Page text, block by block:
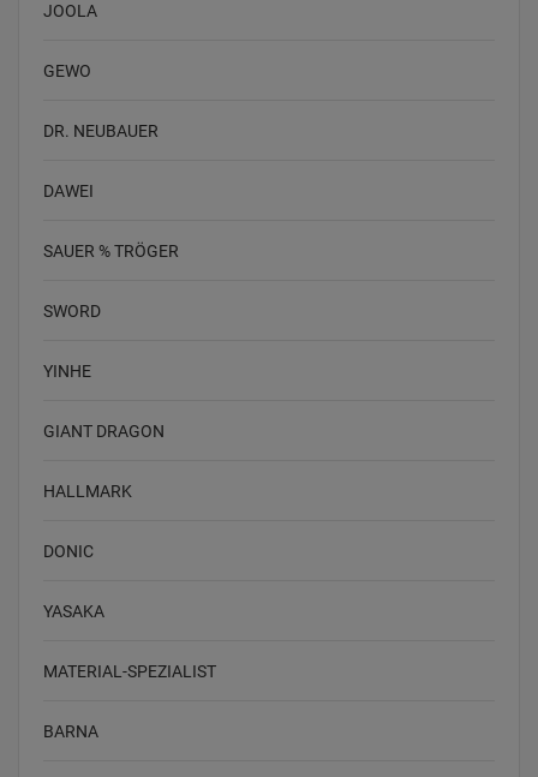
JOOLA
GEWO
DR. NEUBAUER
DAWEI
SAUER % TRÖGER
SWORD
YINHE
GIANT DRAGON
HALLMARK
DONIC
YASAKA
MATERIAL-SPEZIALIST
BARNA